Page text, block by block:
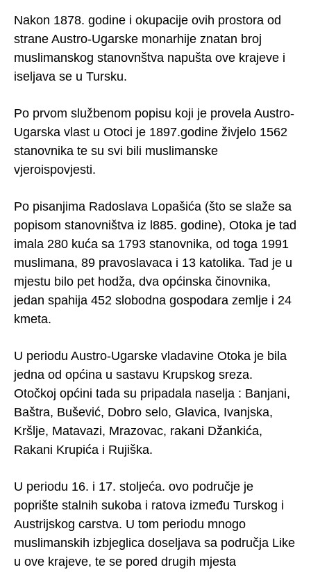
Nakon 1878. godine i okupacije ovih prostora od
strane Austro-Ugarske monarhije znatan broj
muslimanskog stanovnštva napušta ove krajeve i
iseljava se u Tursku.
Po prvom službenom popisu koji je provela Austro-
Ugarska vlast u Otoci je 1897.godine živjelo 1562
stanovnika te su svi bili muslimanske
vjeroispovjesti.
Po pisanjima Radoslava Lopašića (što se slaže sa
popisom stanovništva iz l885. godine), Otoka je tad
imala 280 kuća sa 1793 stanovnika, od toga 1991
muslimana, 89 pravoslavaca i 13 katolika. Tad je u
mjestu bilo pet hodža, dva općinska činovnika,
jedan spahija 452 slobodna gospodara zemlje i 24
kmeta.
U periodu Austro-Ugarske vladavine Otoka je bila
jedna od općina u sastavu Krupskog sreza.
Otočkoj općini tada su pripadala naselja : Banjani,
Baštra, Bušević, Dobro selo, Glavica, Ivanjska,
Kršlje, Matavazi, Mrazovac, rakani Džankića,
Rakani Krupića i Rujiška.
U periodu 16. i 17. stoljeća. ovo područje je
poprište stalnih sukoba i ratova između Turskog i
Austrijskog carstva. U tom periodu mnogo
muslimanskih izbjeglica doseljava sa područja Like
u ove krajeve, te se pored drugih mjesta